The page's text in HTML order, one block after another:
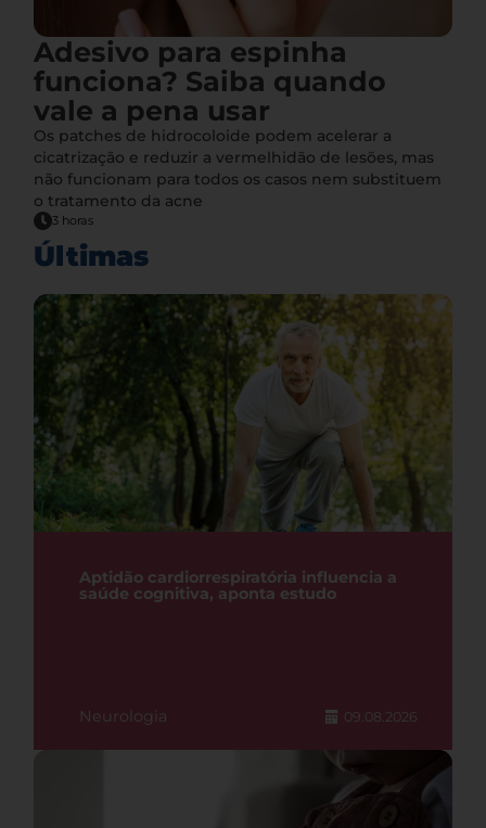
Adesivo para espinha
funciona? Saiba quando
vale a pena usar
Os patches de hidrocoloide podem acelerar a
cicatrização e reduzir a vermelhidão de lesões, mas
não funcionam para todos os casos nem substituem
o tratamento da acne
3 horas
Últimas
Aptidão cardiorrespiratória influencia a
saúde cognitiva, aponta estudo
Neurologia 09.08.2026